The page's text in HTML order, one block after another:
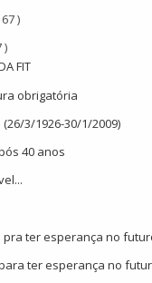
)
)
FIT
obrigatória
(26/3/1926-30/1/2009)
40 anos
pra ter esperança no
ter esperança no